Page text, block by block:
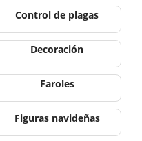
Control de plagas
Decoración
Faroles
Figuras navideñas